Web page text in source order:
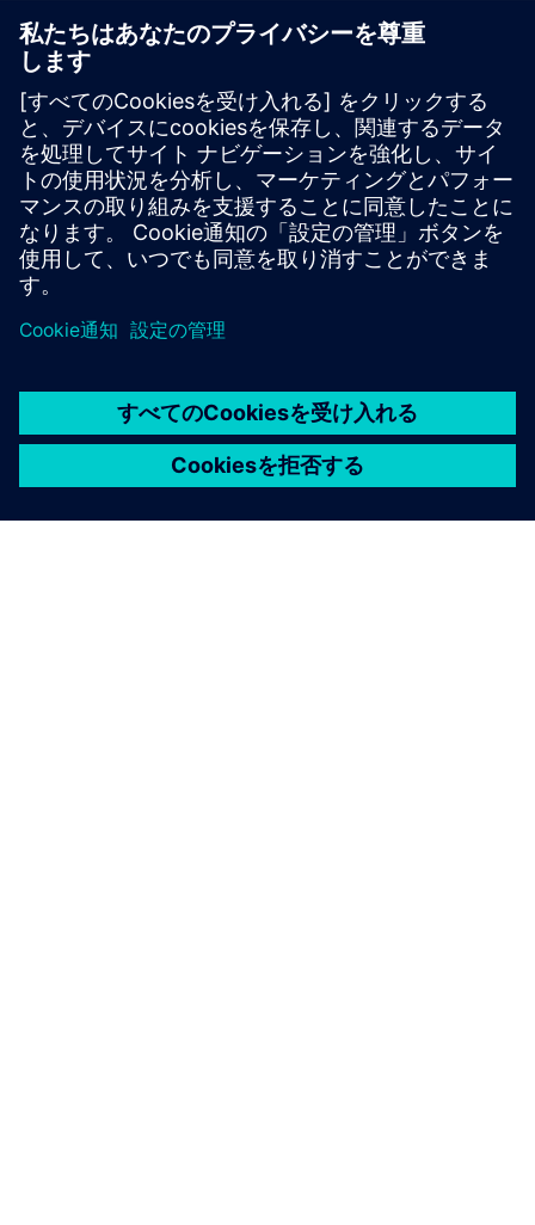
リソースと関連製品の詳細
その他の情報とリソース
Side Effects AG | 3Dプロダクトバース